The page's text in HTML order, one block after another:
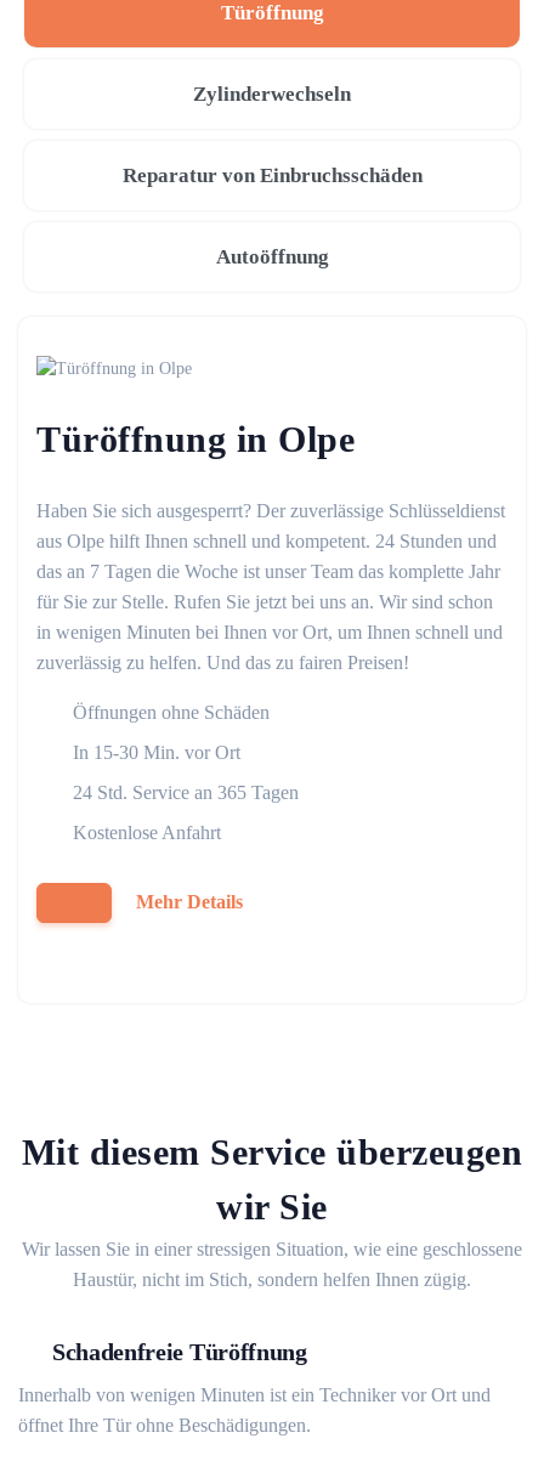
Türöffnung
Zylinderwechseln
Reparatur von Einbruchsschäden
Autoöffnung
Türöffnung in Olpe
Haben Sie sich ausgesperrt? Der zuverlässige Schlüsseldienst
aus Olpe hilft Ihnen schnell und kompetent. 24 Stunden und
das an 7 Tagen die Woche ist unser Team das komplette Jahr
für Sie zur Stelle. Rufen Sie jetzt bei uns an. Wir sind schon
in wenigen Minuten bei Ihnen vor Ort, um Ihnen schnell und
zuverlässig zu helfen. Und das zu fairen Preisen!
Öffnungen ohne Schäden
In 15-30 Min. vor Ort
24 Std. Service an 365 Tagen
Kostenlose Anfahrt
Mehr Details
Mit diesem Service überzeugen
wir Sie
Wir lassen Sie in einer stressigen Situation, wie eine geschlossene
Haustür, nicht im Stich, sondern helfen Ihnen zügig.
Schadenfreie Türöffnung
Innerhalb von wenigen Minuten ist ein Techniker vor Ort und
öffnet Ihre Tür ohne Beschädigungen.